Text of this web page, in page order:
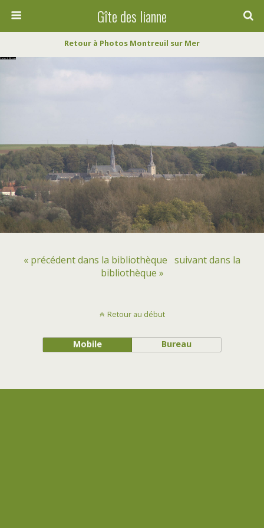
Gîte des lianne
Retour à Photos Montreuil sur Mer
« précédent dans la bibliothèque suivant dans la
bibliothèque »
Retour au début
Mobile Bureau